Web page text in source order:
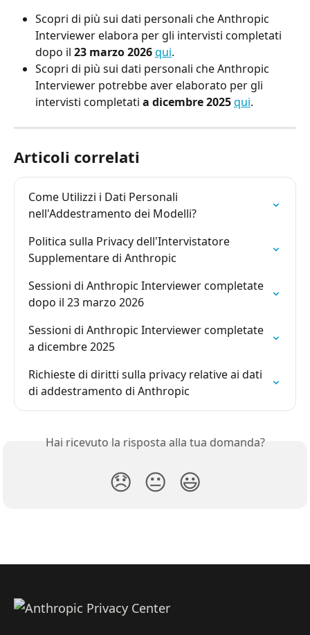
Scopri di più sui dati personali che Anthropic
Interviewer elabora per gli intervisti completati
dopo il 23 marzo 2026qui.
Scopri di più sui dati personali che Anthropic
Interviewer potrebbe aver elaborato per gli
intervisti completati a dicembre 2025qui.
Articoli correlati
Come Utilizzi i Dati Personali
nell'Addestramento dei Modelli?
Politica sulla Privacy dell'Intervistatore
Supplementare di Anthropic
Sessioni di Anthropic Interviewer completate
dopo il 23 marzo 2026
Sessioni di Anthropic Interviewer completate
a dicembre 2025
Richieste di diritti sulla privacy relative ai dati
di addestramento di Anthropic
Hai ricevuto la risposta alla tua domanda?
😞 😐 😃